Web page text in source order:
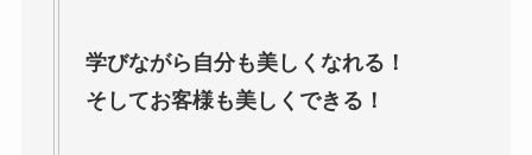
学びながら自分も美しくなれる！
そしてお客様も美しくできる！